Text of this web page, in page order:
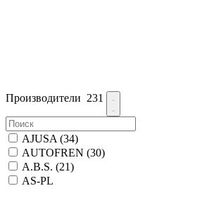
Производители 231
AJUSA (34)
AUTOFREN (30)
A.B.S. (21)
AS-PL